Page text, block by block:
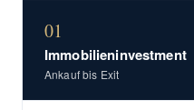
01
Immobilieninvestment
Ankauf bis Exit